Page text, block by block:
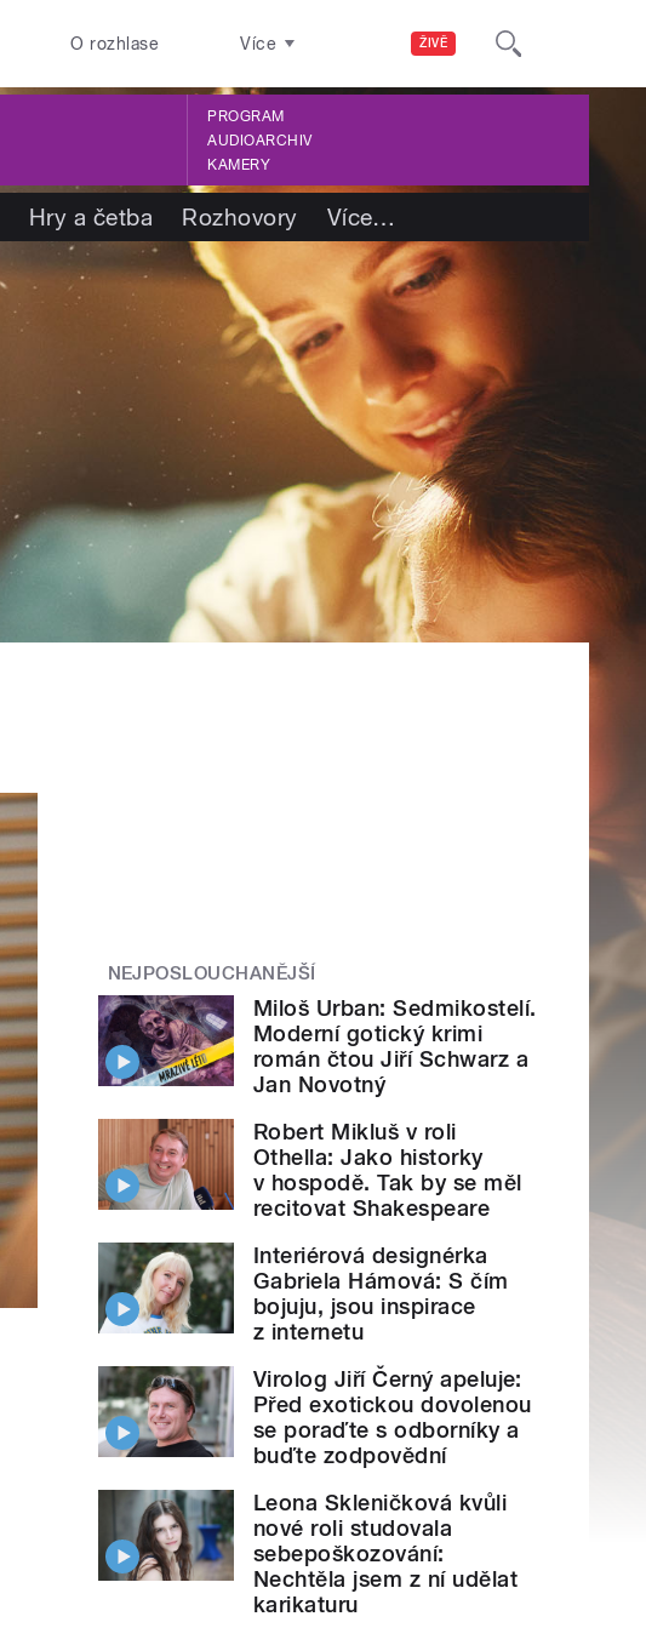
ŽIVĚ
O rozhlase Více
PROGRAM
AUDIOARCHIV
KAMERY
Hry a četba Rozhovory Více…
NEJPOSLOUCHANĚJŠÍ
Miloš Urban: Sedmikostelí.
Moderní gotický krimi
román čtou Jiří Schwarz a
Jan Novotný
Robert Mikluš v roli
Othella: Jako historky
v hospodě. Tak by se měl
recitovat Shakespeare
Interiérová designérka
Gabriela Hámová: S čím
bojuju, jsou inspirace
z internetu
Virolog Jiří Černý apeluje:
Před exotickou dovolenou
se poraďte s odborníky a
buďte zodpovědní
Leona Skleničková kvůli
nové roli studovala
sebepoškozování:
Nechtěla jsem z ní udělat
karikaturu